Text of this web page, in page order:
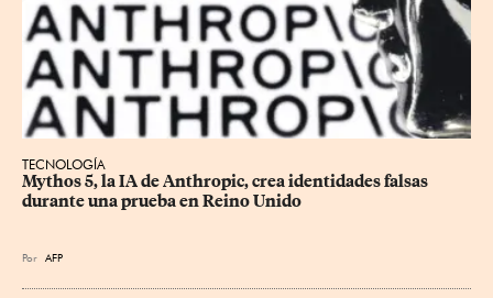
TECNOLOGÍA
Mythos 5, la IA de Anthropic, crea identidades falsas
durante una prueba en Reino Unido
Por AFP